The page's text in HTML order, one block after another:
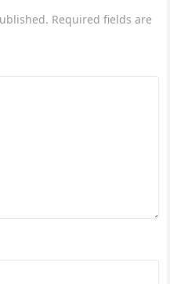
Required fields are